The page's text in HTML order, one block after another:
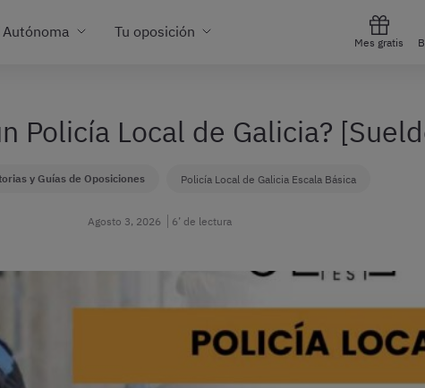
Tu oposición
Mes gratis
Policía Local de Galicia?
y Guías de Oposiciones Policía Local de Galicia Escala Básica
Agosto 3, 2026 6’ de lectura